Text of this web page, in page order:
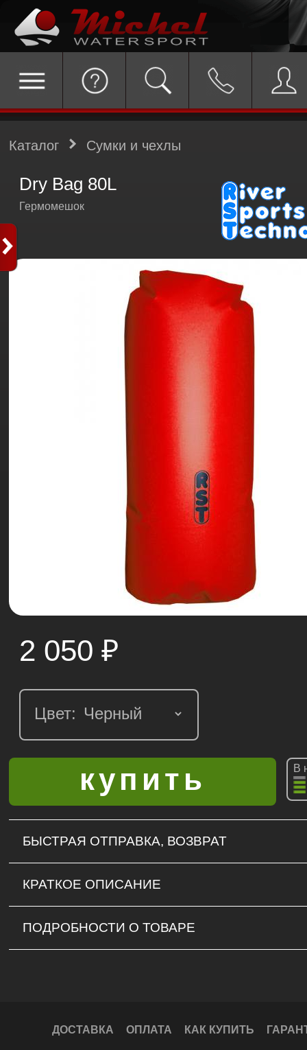
Каталог Сумки и чехлы
Dry Bag 80L
Гермомешок
2 050 ₽
Цвет:
В
БЫСТРАЯ ОТПРАВКА, ВОЗВРАТ
КРАТКОЕ ОПИСАНИЕ
ПОДРОБНОСТИ О ТОВАРЕ
ДОСТАВКА ОПЛАТА КАК КУПИТЬ